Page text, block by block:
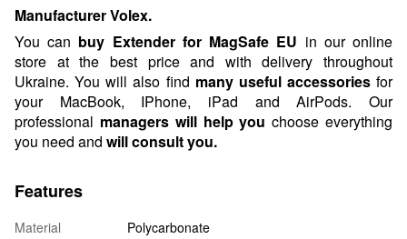
Manufacturer Volex.
You can buy Extender for MagSafe EU in our online
store at the best price and with delivery throughout
Ukraine. You will also find many useful accessoriesfor
your MacBook, IPhone, iPad and AirPods.
Our
professional managers will help youchoose everything
you need and will consultyou.
Features
Material
Polycarbonate